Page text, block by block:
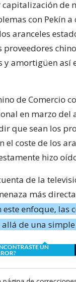
de
con Pekín a
aranceles
proveedores
y amortigüen así
de Comercio
en marzo del
que sean los
el coste de los
hizo
de la
más
este enfoque, las
de una simple
UN